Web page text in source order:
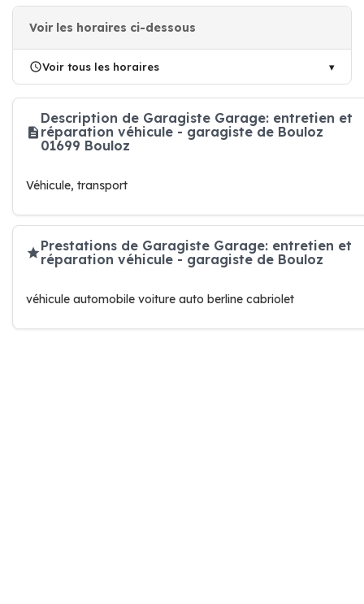
Voir les horaires ci-dessous
Voir tous les horaires
Description de Garagiste Garage: entretien et
réparation véhicule - garagiste de Bouloz
01699 Bouloz
Véhicule, transport
Prestations de Garagiste Garage: entretien et
réparation véhicule - garagiste de Bouloz
véhicule automobile voiture auto berline cabriolet